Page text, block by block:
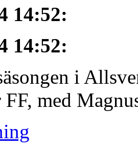
14:52:
14:52:
i
med